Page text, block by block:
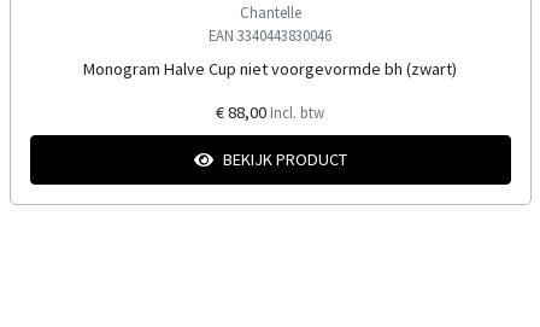
Chantelle
EAN 3340443830046
Monogram Halve Cup niet voorgevormde bh (zwart)
€ 88,00 Incl. btw
BEKIJK PRODUCT